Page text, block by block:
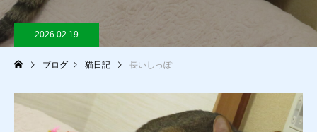
2026.02.19
ブログ 猫日記 長いしっぽ